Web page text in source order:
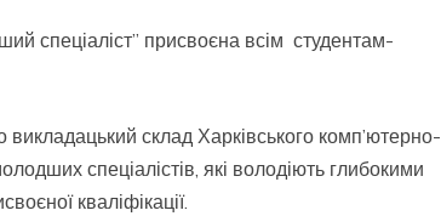
спеціаліст” присвоєна всім студентам-
викладацький склад Харківського комп’ютерно-
спеціалістів, які володіють глибокими
кваліфікації.